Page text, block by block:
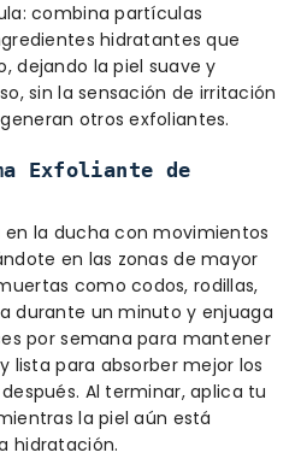
combina partículas
hidratantes que
dejando la piel suave y
sin la sensación de irritación
otros exfoliantes.
Exfoliante de
la ducha con movimientos
en las zonas de mayor
como codos, rodillas,
durante un minuto y enjuaga
por semana para mantener
lista para absorber mejor los
Al terminar, aplica tu
la piel aún está
hidratación.